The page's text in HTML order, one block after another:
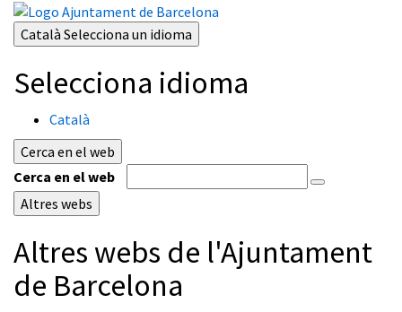
Català Selecciona un idioma
Selecciona idioma
Català
Cerca en el web
Cerca en el web
Altres webs
Altres webs de l'Ajuntament
de Barcelona